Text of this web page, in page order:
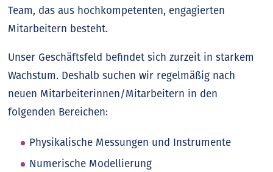
Team, das aus hochkompetenten, engagierten
Mitarbeitern besteht.
Unser Geschäftsfeld befindet sich zurzeit in starkem
Wachstum. Deshalb suchen wir regelmäßig nach
neuen Mitarbeiterinnen/Mitarbeitern in den
folgenden Bereichen:
Physikalische Messungen und Instrumente
Numerische Modellierung